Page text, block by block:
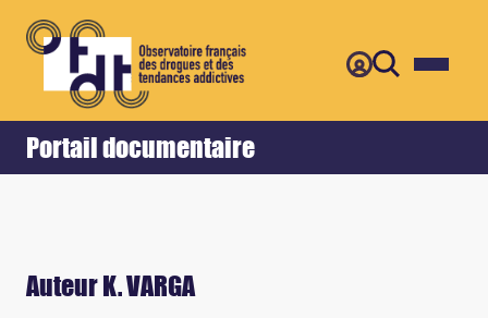
Portail documentaire
Accueil Retour
Auteur K. VARGA